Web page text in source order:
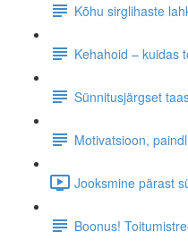
Kõhu sirglihaste
Kehahoid – kuidas
Sünnitusjärgset
Motivatsioon,
Jooksmine pärast
Boonus!